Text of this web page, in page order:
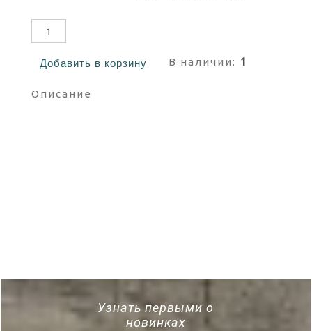
Добавить в корзину В наличии: 1
Описание
Узнать первыми о
новинках